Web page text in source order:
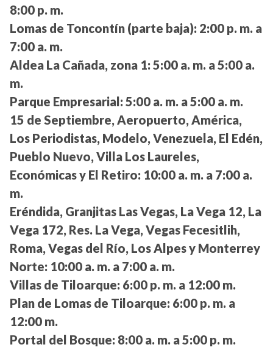
8:00 p. m.
Lomas de Toncontín (parte baja): 2:00 p. m. a
7:00 a. m.
Aldea La Cañada, zona 1: 5:00 a. m. a 5:00 a.
m.
Parque Empresarial: 5:00 a. m. a 5:00 a. m.
15 de Septiembre, Aeropuerto, América,
Los Periodistas, Modelo, Venezuela, El Edén,
Pueblo Nuevo, Villa Los Laureles,
Económicas y El Retiro: 10:00 a. m. a 7:00 a.
m.
Eréndida, Granjitas Las Vegas, La Vega 12, La
Vega 172, Res. La Vega, Vegas Fecesitlih,
Roma, Vegas del Río, Los Alpes y Monterrey
Norte: 10:00 a. m. a 7:00 a. m.
Villas de Tiloarque: 6:00 p. m. a 12:00 m.
Plan de Lomas de Tiloarque: 6:00 p. m. a
12:00 m.
Portal del Bosque: 8:00 a. m. a 5:00 p. m.